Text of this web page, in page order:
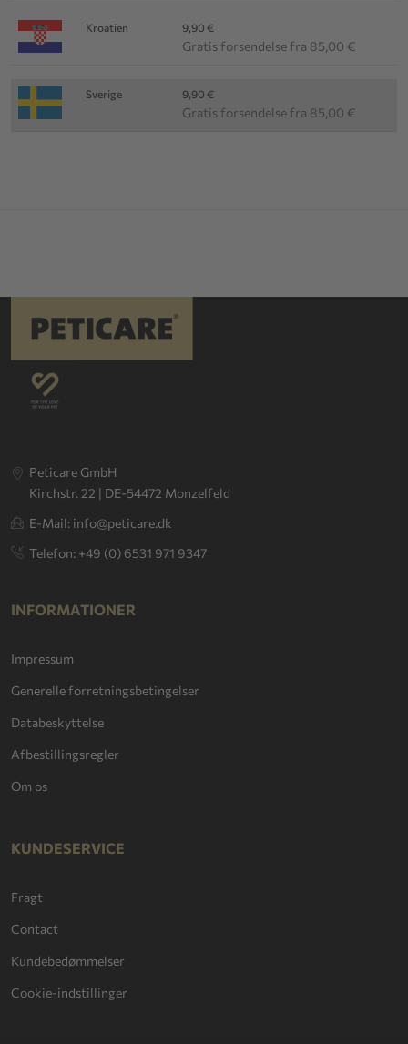
Kroatien 9,90 €
Gratis forsendelse fra 85,00 €
Sverige 9,90 €
Gratis forsendelse fra 85,00 €
Peticare GmbH
Kirchstr. 22 | DE-54472 Monzelfeld
E-Mail: info@peticare.dk
Telefon: +49 (0) 6531 971 9347
INFORMATIONER
Impressum
Generelle forretningsbetingelser
Databeskyttelse
Afbestillingsregler
Om os
KUNDESERVICE
Fragt
Contact
Kundebedømmelser
Cookie-indstillinger